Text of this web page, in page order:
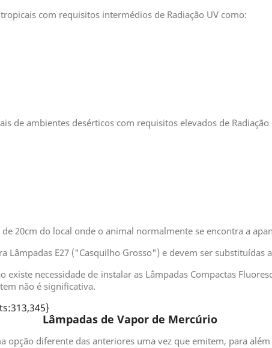
com requisitos intermédios de Radiação UV como:
de ambientes desérticos com requisitos elevados de Radiação
20cm do local onde o animal normalmente se encontra a
Lâmpadas E27 ("Casquilho Grosso") e devem ser substituídas
necessidade de instalar as Lâmpadas Compactas
não é significativa.
Lâmpadas de Vapor de Mercúrio
opção diferente das anteriores uma vez que emitem, para